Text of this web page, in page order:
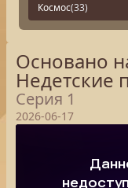
Космос(33)
Основано
Недетские
Серия 1
2026-06-17